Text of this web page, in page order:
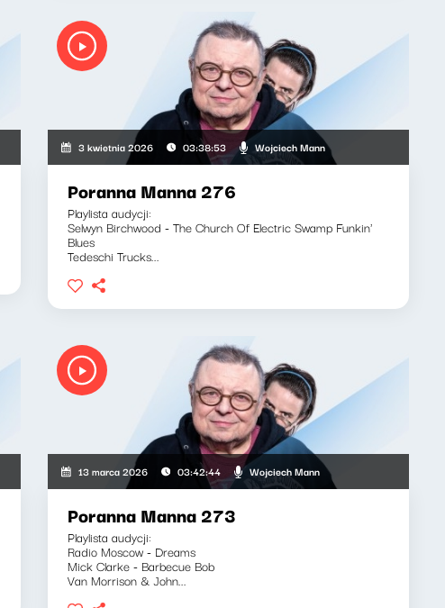
3 kwietnia 2026 03:38:53 Wojciech Mann
Poranna Manna 276
Playlista audycji:
Selwyn Birchwood - The Church Of Electric Swamp Funkin'
Blues
Tedeschi Trucks...
13 marca 2026 03:42:44 Wojciech Mann
Poranna Manna 273
Playlista audycji:
Radio Moscow - Dreams
Mick Clarke - Barbecue Bob
Van Morrison & John...